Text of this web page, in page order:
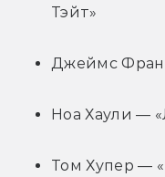
Тэйт»
Джеймс
Ноа Хаули —
Том Хупер —